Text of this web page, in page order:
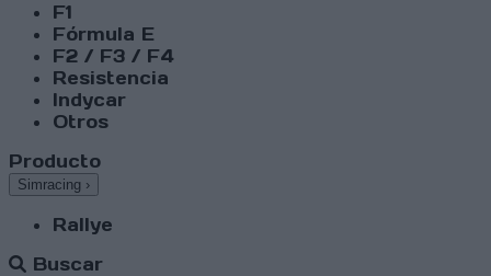
F1
Fórmula E
F2 / F3 / F4
Resistencia
Indycar
Otros
Producto
Simracing ›
Rallye
Buscar